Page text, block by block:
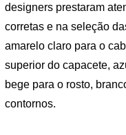
designers prestaram
corretas e na seleção
amarelo claro para o
superior do capacete,
bege para o rosto,
contornos.